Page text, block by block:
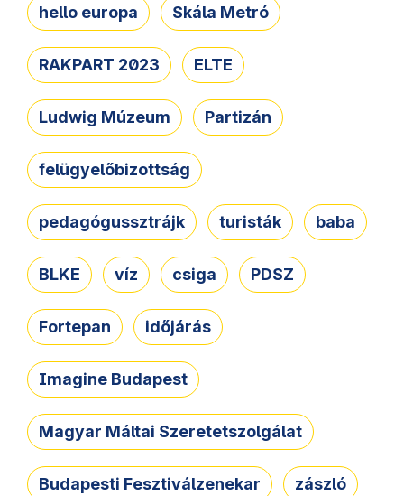
hello europa Skála Metró
RAKPART 2023 ELTE
Ludwig Múzeum Partizán
felügyelőbizottság
pedagógussztrájk turisták baba
BLKE víz csiga PDSZ
Fortepan időjárás
Imagine Budapest
Magyar Máltai Szeretetszolgálat
Budapesti Fesztiválzenekar zászló